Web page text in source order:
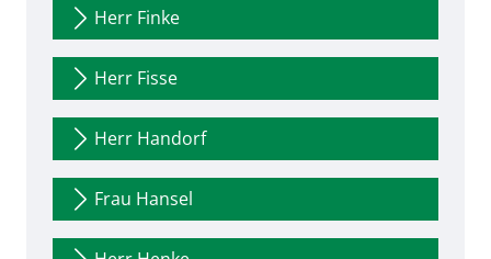
Herr Finke
Herr Fisse
Herr Handorf
Frau Hansel